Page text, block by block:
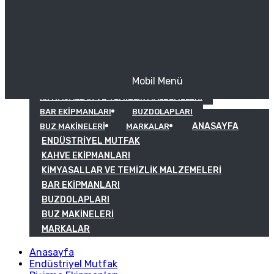
KIMYASALLAR VE TEMIZLIK MALZEMELERI
BAR EKIPMANLARI
BUZDOLAPLARI
BUZ MAKINELERI
MARKALAR
Mobil Menü
ANASAYFA
ENDÜSTRIYEL MUTFAK
KAHVE EKIPMANLARI
KIMYASALLAR VE TEMIZLIK MALZEMELERI
BAR EKIPMANLARI
BUZDOLAPLARI
BUZ MAKINELERI
MARKALAR
Anasayfa
Endüstriyel Mutfak